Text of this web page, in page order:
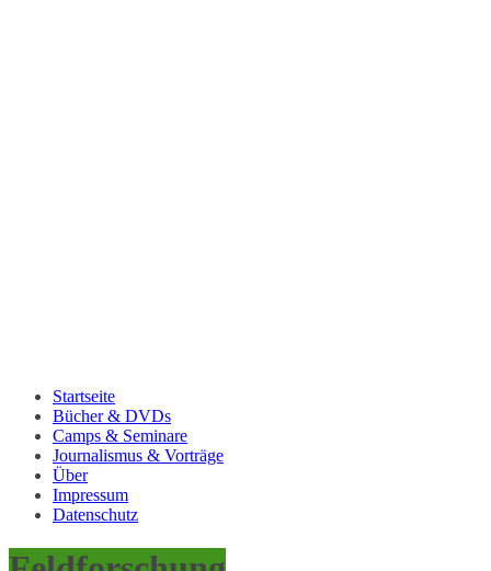
Startseite
Bücher & DVDs
Camps & Seminare
Journalismus & Vorträge
Über
Impressum
Datenschutz